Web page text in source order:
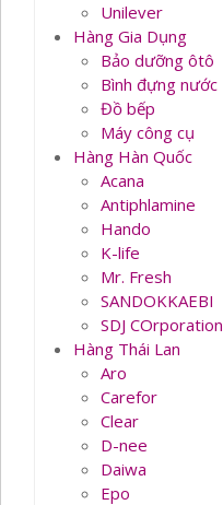
Unilever
Hàng Gia Dụng
Bảo dưỡng ôtô
Bình đựng nước
Đồ bếp
Máy công cụ
Hàng Hàn Quốc
Acana
Antiphlamine
Hando
K-life
Mr. Fresh
SANDOKKAEBI
SDJ COrporation
Hàng Thái Lan
Aro
Carefor
Clear
D-nee
Daiwa
Epo